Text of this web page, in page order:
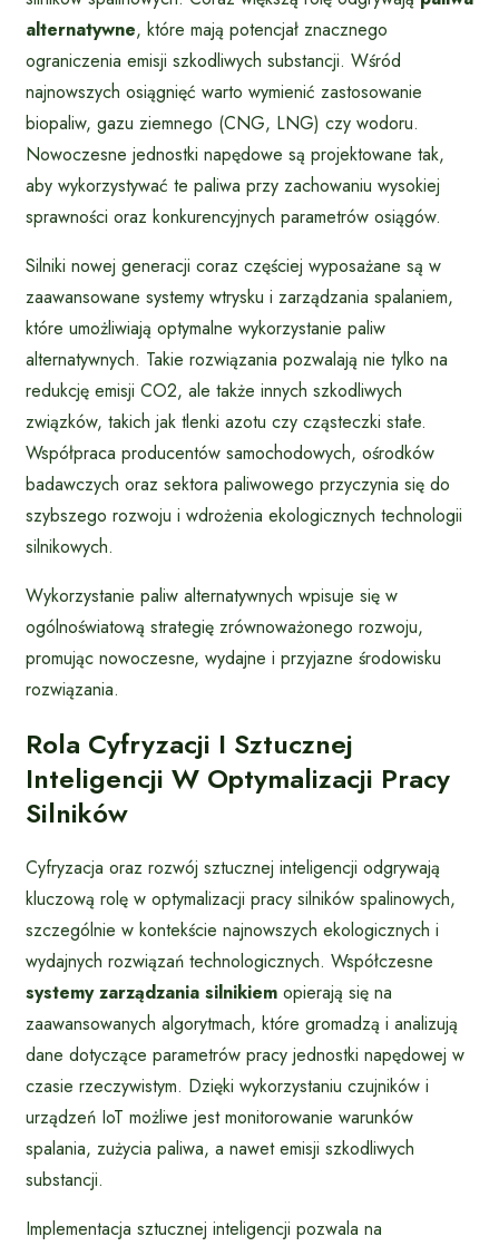
alternatywne, które mają potencjał znacznego
ograniczenia emisji szkodliwych substancji. Wśród
najnowszych osiągnięć warto wymienić zastosowanie
biopaliw, gazu ziemnego (CNG, LNG) czy wodoru.
Nowoczesne jednostki napędowe są projektowane tak,
aby wykorzystywać te paliwa przy zachowaniu wysokiej
sprawności oraz konkurencyjnych parametrów osiągów.
Silniki nowej generacji coraz częściej wyposażane są w
zaawansowane systemy wtrysku i zarządzania spalaniem,
które umożliwiają optymalne wykorzystanie paliw
alternatywnych. Takie rozwiązania pozwalają nie tylko na
redukcję emisji CO2, ale także innych szkodliwych
związków, takich jak tlenki azotu czy cząsteczki stałe.
Współpraca producentów samochodowych, ośrodków
badawczych oraz sektora paliwowego przyczynia się do
szybszego rozwoju i wdrożenia ekologicznych technologii
silnikowych.
Wykorzystanie paliw alternatywnych wpisuje się w
ogólnoświatową strategię zrównoważonego rozwoju,
promując nowoczesne, wydajne i przyjazne środowisku
rozwiązania.
Rola Cyfryzacji I Sztucznej
Inteligencji W Optymalizacji Pracy
Silników
Cyfryzacja oraz rozwój sztucznej inteligencji odgrywają
kluczową rolę w optymalizacji pracy silników spalinowych,
szczególnie w kontekście najnowszych ekologicznych i
wydajnych rozwiązań technologicznych. Współczesne
systemy zarządzania silnikiem opierają się na
zaawansowanych algorytmach, które gromadzą i analizują
dane dotyczące parametrów pracy jednostki napędowej w
czasie rzeczywistym. Dzięki wykorzystaniu czujników i
urządzeń IoT możliwe jest monitorowanie warunków
spalania, zużycia paliwa, a nawet emisji szkodliwych
substancji.
Implementacja sztucznej inteligencji pozwala na